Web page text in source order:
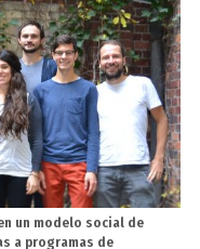
un modelo social de
a programas de